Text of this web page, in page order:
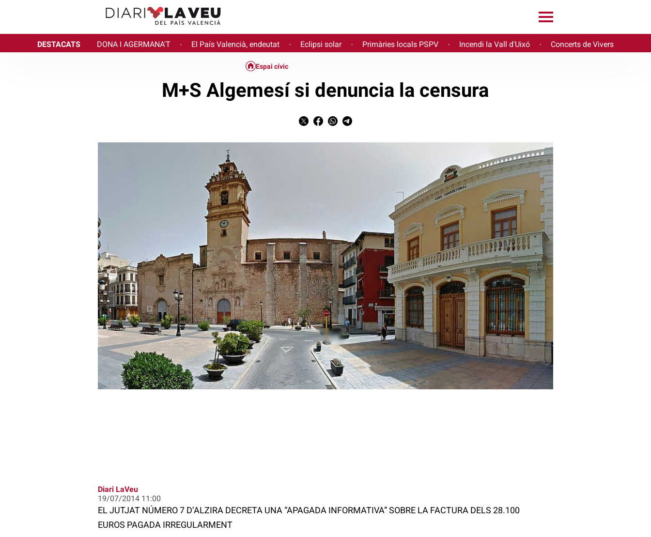
DESTACATS DONA I AGERMANA'T · El País Valencià, endeutat · Eclipsi solar · Primàries locals PSPV · Incendi la Vall d'Uixó · Concerts de Vivers
Espai cívic
M+S Algemesí si denuncia la censura
Diari LaVeu
19/07/2014 11:00
EL JUTJAT NÚMERO 7 D’ALZIRA DECRETA UNA “APAGADA INFORMATIVA” SOBRE LA FACTURA DELS 28.100
EUROS PAGADA IRREGULARMENT